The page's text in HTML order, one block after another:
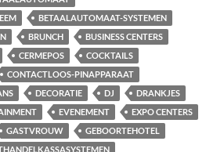
BETAALAUTOMAAT-SYSTEMEN
BRUNCH
BUSINESS CENTERS
CERMEPOS
COCKTAILS
CONTACTLOOS-PINAPPARAAT
DECORATIE DJ
DRANKJES
EVENEMENT
EXPO CENTERS
GASTVROUW
GEBOORTEHOTEL